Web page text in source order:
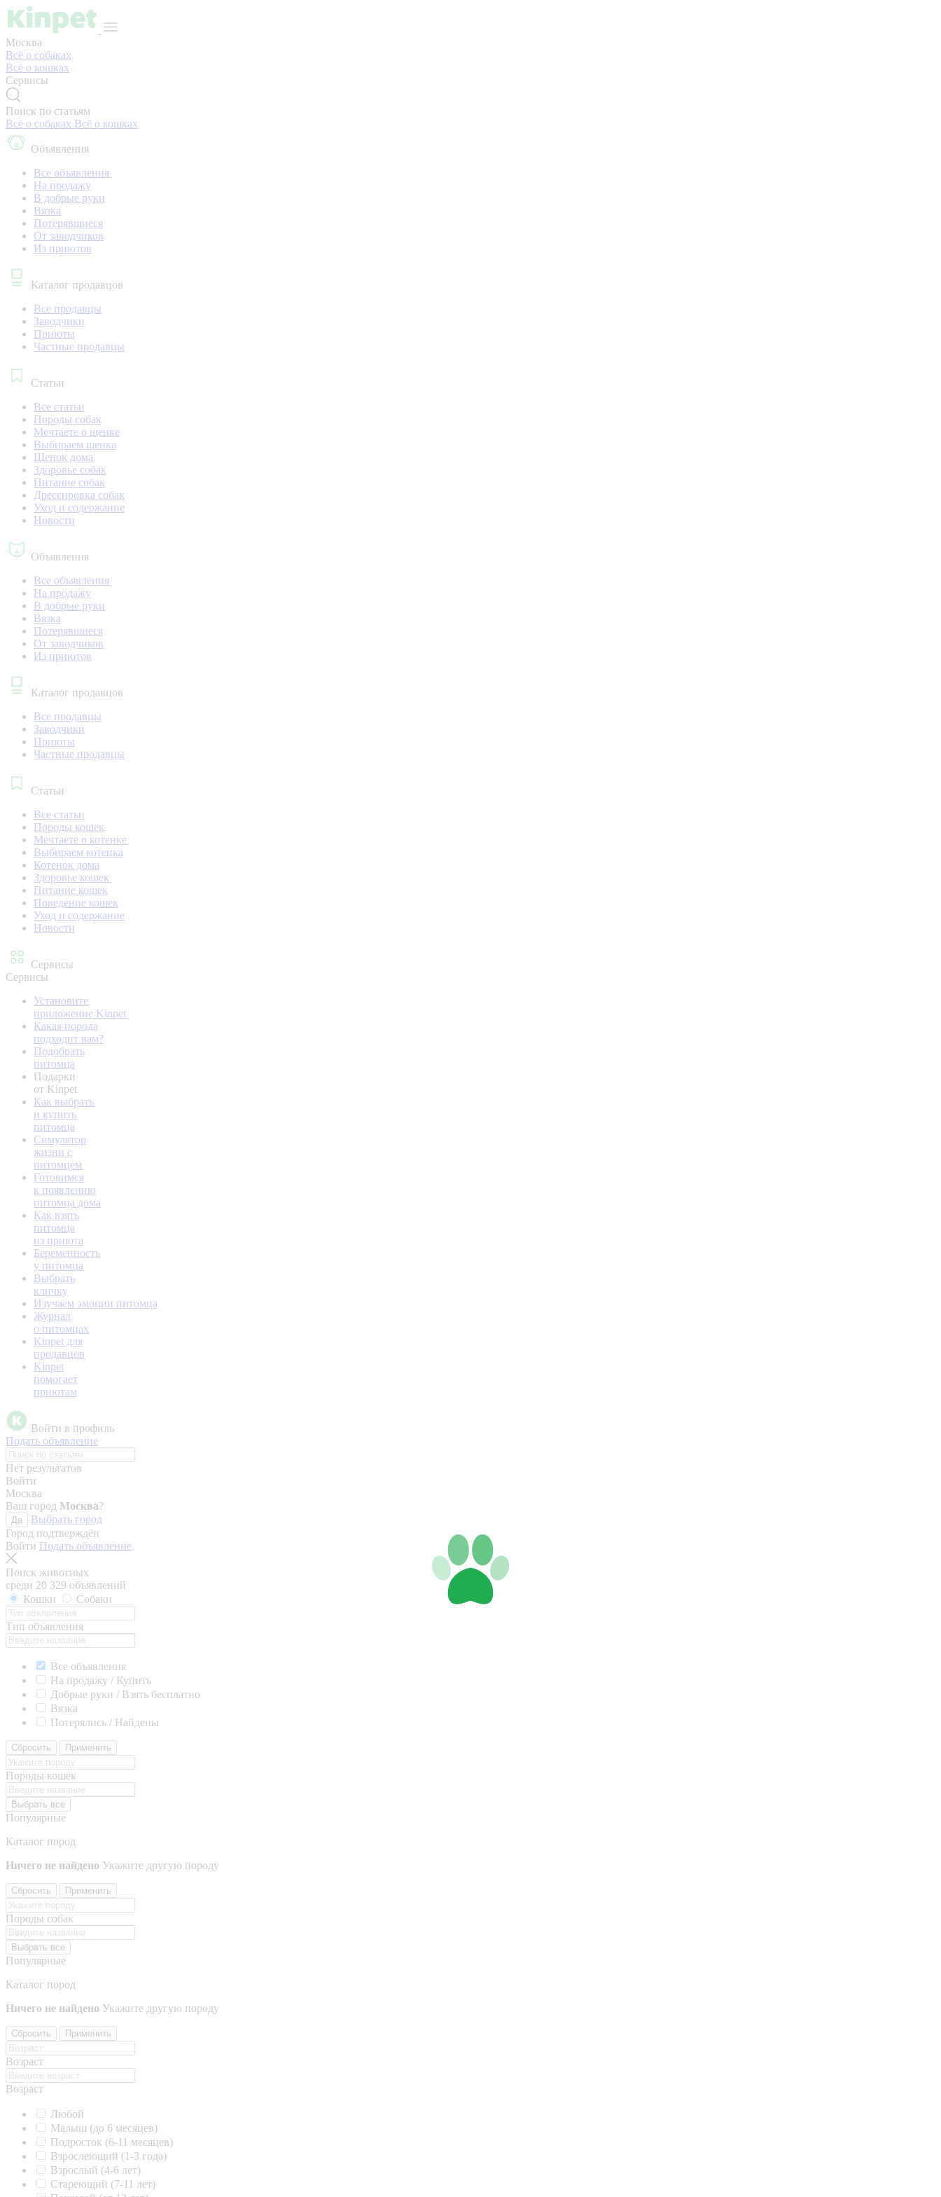
Москва
Всё о собаках
Всё о кошках
Сервисы
Поиск по статьям
Всё о собаках Всё о кошках
Объявления
Все объявления
На продажу
В добрые руки
Вязка
Потерявшиеся
От заводчиков
Из приютов
Каталог продавцов
Все продавцы
Заводчики
Приюты
Частные продавцы
Статьи
Все статьи
Породы собак
Мечтаете о щенке
Выбираем щенка
Щенок дома
Здоровье собак
Питание собак
Дрессировка собак
Уход и содержание
Новости
Объявления
Все объявления
На продажу
В добрые руки
Вязка
Потерявшиеся
От заводчиков
Из приютов
Каталог продавцов
Все продавцы
Заводчики
Приюты
Частные продавцы
Статьи
Все статьи
Породы кошек
Мечтаете о котенке
Выбираем котенка
Котенок дома
Здоровье кошек
Питание кошек
Поведение кошек
Уход и содержание
Новости
Сервисы
Сервисы
Установите
приложение Kinpet
Какая порода
подходит вам?
Подобрать
питомца
Подарки
от Kinpet
Как выбрать
и купить
питомца
Симулятор
жизни с
питомцем
Готовимся
к появлению
питомца дома
Как взять
питомца
из приюта
Беременность
у питомца
Выбрать
кличку
Изучаем эмоции питомца
Журнал
о питомцах
Kinpet для
продавцов
Kinpet
помогает
приютам
Войти в профиль
Подать объявление
Нет результатов
Войти
Москва
Ваш город Москва?
Да
Выбрать город
Город подтверждён
Войти Подать объявление
Поиск животных
среди 20 329 объявлений
Кошки
Собаки
Тип объявления
Все объявления
На продажу / Купить
Добрые руки / Взять бесплатно
Вязка
Потерялись / Найдены
Сбросить Применить
Породы кошек
Выбрать все
Популярные
Каталог пород
Ничего не найдено Укажите другую породу
Сбросить Применить
Породы собак
Выбрать все
Популярные
Каталог пород
Ничего не найдено Укажите другую породу
Сбросить Применить
Возраст
Возраст
Любой
Малыш (до 6 месяцев)
Подросток (6-11 месяцев)
Взрослеющий (1-3 года)
Взрослый (4-6 лет)
Стареющий (7-11 лет)